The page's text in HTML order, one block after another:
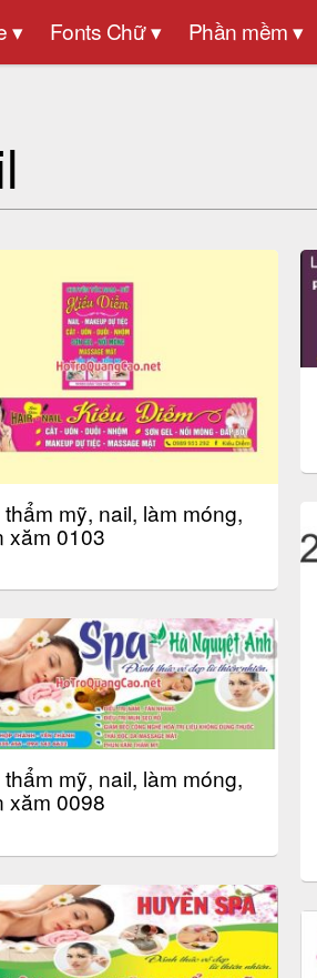
▾ Fonts Chữ ▾ Phần mềm ▾
mỹ, nail, làm móng,
xăm 0103
mỹ, nail, làm móng,
xăm 0098